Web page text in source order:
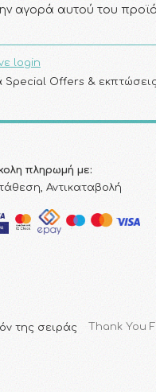
αγορά αυτού του
login
Special Offers &
πληρωμή με:
Αντικαταβολή
της σειράς Thank You